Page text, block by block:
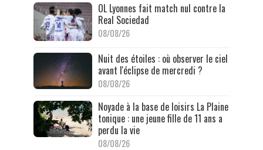
OL Lyonnes fait match nul contre la
Real Sociedad
08/08/26
Nuit des étoiles : où observer le ciel
avant l'éclipse de mercredi ?
08/08/26
Noyade à la base de loisirs La Plaine
tonique : une jeune fille de 11 ans a
perdu la vie
08/08/26